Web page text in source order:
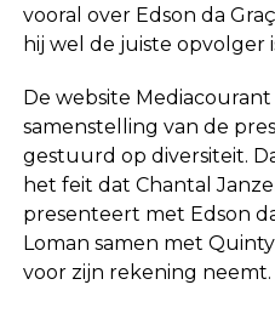
vooral over Edson da
hij wel de juiste opvolger
De website
samenstelling van de
gestuurd op diversiteit.
het feit dat Chantal
presenteert met Edson
Loman samen met
voor zijn rekening neemt.